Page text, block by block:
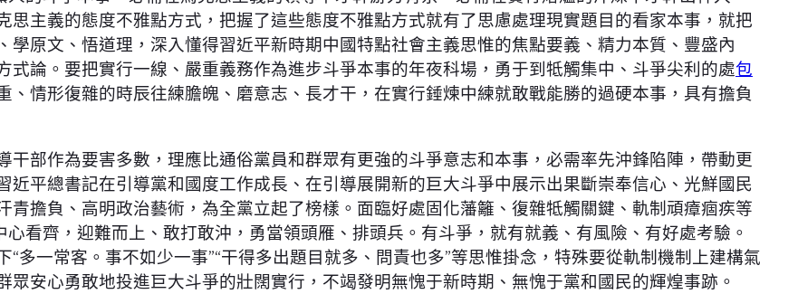
主義的態度不雅點方式，把握了這些態度不雅點方式就有了思慮處理現實題目的看家本事，就把
原文、悟道理，深入懂得習近平新時期中國特點社會主義思惟的焦點要義、精力本質、豐盛內
論。要把實行一線、嚴重義務作為進步斗爭本事的年夜科場，勇于到牴觸集中、斗爭尖利的處包
情形復雜的時辰往練膽魄、磨意志、長才干，在實行錘煉中練就敢戰能勝的過硬本事，具有擔負
部作為要害多數，理應比通俗黨員和群眾有更強的斗爭意志和本事，必需率先沖鋒陷陣，帶動更
平總書記在引導黨和國度工作成長、在引導展開新的巨大斗爭中展示出果斷崇奉信心、光鮮國民
青擔負、高明政治藝術，為全黨立起了榜樣。面臨好處固化藩籬、復雜牴觸關鍵、軌制頑瘴痼疾等
看齊，迎難而上、敢打敢沖，勇當領頭雁、排頭兵。有斗爭，就有就義、有風險、有好處考驗。
多一常客。事不如少一事”“干得多出題目就多、問責也多”等思惟掛念，特殊要從軌制機制上建構氣
安心勇敢地投進巨大斗爭的壯闊實行，不竭發明無愧于新時期、無愧于黨和國民的輝煌事跡。